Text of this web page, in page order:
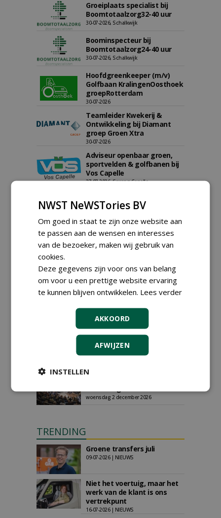
Groeiplaats specialist bij
Boomtotaalzorg32-40 uur
30-07-2026, Schalkwijk
Boominspecteur bij
Boomtotaalzorg24-40 uur
30-07-2026, Schalkwijk
Hoofdgreenkeeper (m/v)
Golfbaan KralingenOosthoek
groepRotterdam
30-07-2026
Teamleider Kwekerij &
Ontwikkeling bij Diamant
groep Groen Xtra
30-07-2026
Adviseur openbaar groen,
sportvelden & golfbanen bij
Vos Capelle
27-07-2026, Sprang-Capelle
meer Groene Banen
GREEN OUTLET
Iedereen kan gratis kleine advertenties
plaatsen via zijn eigen account.
Plaats een gratis advertentie
woensdag 2 december 2026
TRENDING
Groene transfers juli
09-07-2026 | NIEUWS
Niet het voertuig, maar het
werk van de klant is ons
vertrekpunt
16-07-2026 | NIEUWS
NWST NeWSTories BV
Om goed in staat te zijn onze website aan
te passen aan de wensen en interesses
van de bezoeker, maken wij gebruik van
cookies.
Deze gegevens zijn voor ons van belang
om voor u een prettige website ervaring
te kunnen blijven ontwikkelen. Lees verder
AKKOORD
AFWIJZEN
INSTELLEN